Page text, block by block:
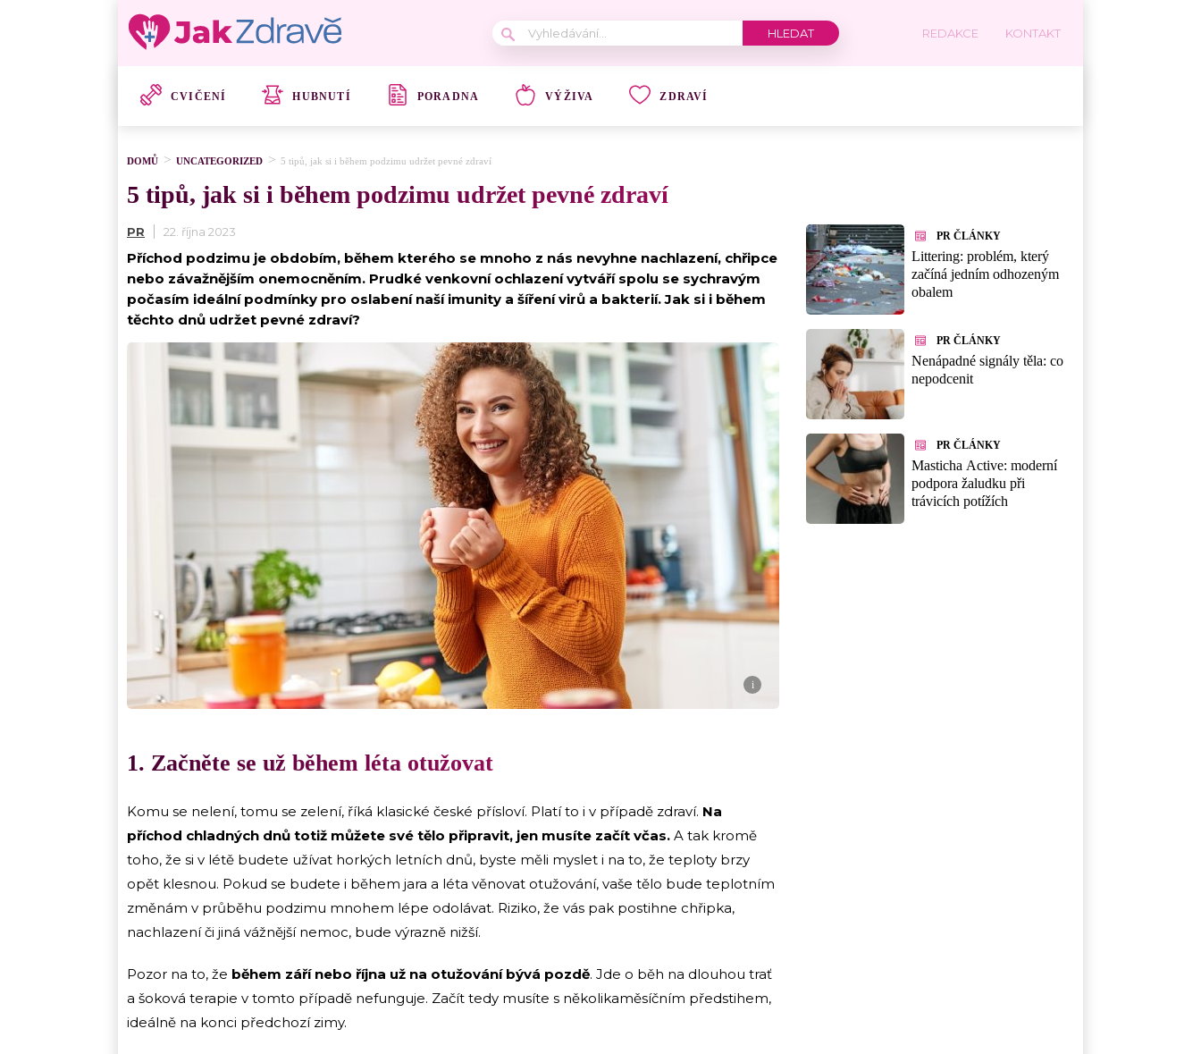
REDAKCE KONTAKT
CVIČENÍ HUBNUTÍ PORADNA VÝŽIVA ZDRAVÍ
DOMŮ UNCATEGORIZED 5 tipů, jak si i během podzimu udržet pevné zdraví
5 tipů, jak si i během podzimu udržet pevné zdraví
PR 22. října 2023
Příchod podzimu je obdobím, během kterého se mnoho z nás nevyhne nachlazení, chřipce
nebo závažnějším onemocněním. Prudké venkovní ochlazení vytváří spolu se sychravým
počasím ideální podmínky pro oslabení naší imunity a šíření virů a bakterií. Jak si i během
těchto dnů udržet pevné zdraví?
i
1. Začněte se už během léta otužovat
Komu se nelení, tomu se zelení, říká klasické české přísloví. Platí to i v případě zdraví. Na
příchod chladných dnů totiž můžete své tělo připravit, jen musíte začít včas. A tak kromě
toho, že si v létě budete užívat horkých letních dnů, byste měli myslet i na to, že teploty brzy
opět klesnou. Pokud se budete i během jara a léta věnovat otužování, vaše tělo bude teplotním
změnám v průběhu podzimu mnohem lépe odolávat. Riziko, že vás pak postihne chřipka,
nachlazení či jiná vážnější nemoc, bude výrazně nižší.
Pozor na to, že během září nebo října už na otužování bývá pozdě. Jde o běh na dlouhou trať
a šoková terapie v tomto případě nefunguje. Začít tedy musíte s několikaměsíčním předstihem,
ideálně na konci předchozí zimy.
PR ČLÁNKY
Littering: problém, který
začíná jedním odhozeným
obalem
PR ČLÁNKY
Nenápadné signály těla: co
nepodcenit
PR ČLÁNKY
Masticha Active: moderní
podpora žaludku při
trávicích potížích